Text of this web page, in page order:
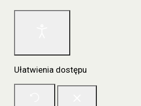
Ułatwienia dostępu